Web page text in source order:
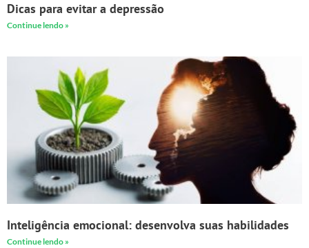
Dicas para evitar a depressão
Continue lendo »
Inteligência emocional: desenvolva suas habilidades
Continue lendo »